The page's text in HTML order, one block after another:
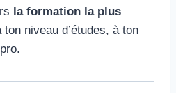
la formation la plus
niveau d’études, à ton